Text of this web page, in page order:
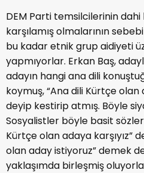
DEM Parti temsilcilerinin dahi
karşılamış olmalarının
bu kadar etnik grup aidiyeti
yapmıyorlar. Erkan Baş,
adayın hangi ana dili
koymuş, “Ana dili Kürtçe
deyip kestirip atmış. Böyle
Sosyalistler böyle basit
Kürtçe olan adaya karşıyız”
olan aday istiyoruz” demek
yaklaşımda birleşmiş